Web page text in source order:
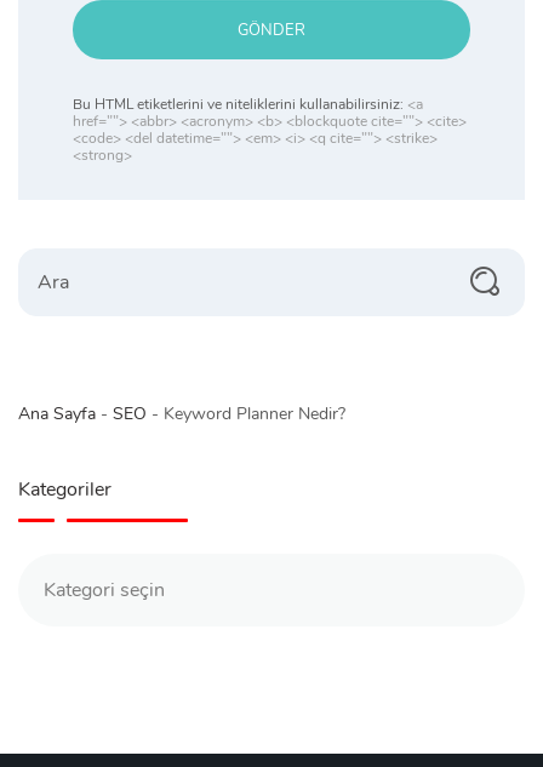
GÖNDER
Bu HTML etiketlerini ve niteliklerini kullanabilirsiniz: <a
href=""> <abbr> <acronym> <b> <blockquote cite=""> <cite>
<code> <del datetime=""> <em> <i> <q cite=""> <strike>
<strong>
Ana Sayfa - SEO - Keyword Planner Nedir?
Kategoriler